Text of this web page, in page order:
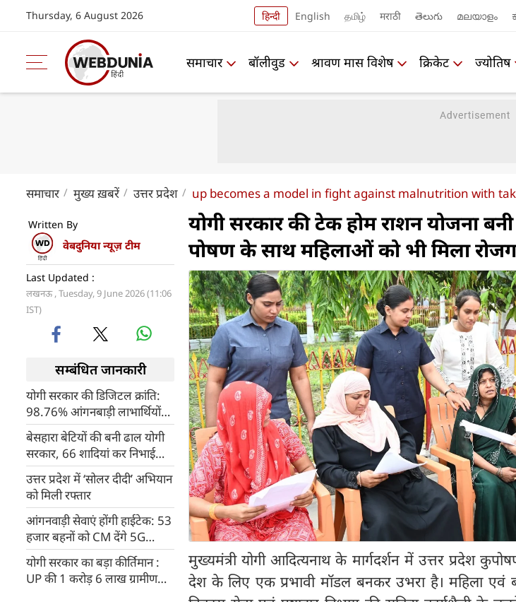
Thursday, 6 August 2026 हिन्दी English தமிழ் मराठी తెలుగు മലയാളം
समाचार बॉलीवुड श्रावण मास विशेष क्रिकेट ज्योतिष
समाचार मुख्य ख़बरें उत्तर प्रदेश up becomes a model in fight against malnutrition with
Written By
वेबदुनिया न्यूज़ टीम
Last Updated :
लखनऊ , Tuesday, 9 June 2026 (11:06
IST)
सम्बंधित जानकारी
योगी सरकार की डिजिटल क्रांति:
98.76% आंगनबाड़ी लाभार्थियों
का सत्यापित पंजीकरण, पोषण
योजनाओं में बढ़ी पारदर्शिता
बेसहारा बेटियों की बनी ढाल योगी
सरकार, 66 शादियां कर निभाई
अभिभावक की जिम्मेदारी
उत्तर प्रदेश में ‘सोलर दीदी’ अभियान
को मिली रफ्तार
आंगनवाड़ी सेवाएं होंगी हाईटेक: 53
हजार बहनों को CM देंगे 5G
स्मार्टफोन की सौगात!
योगी सरकार का बड़ा कीर्तिमान :
UP की 1 करोड़ 6 लाख ग्रामीण
योगी सरकार की टेक होम राशन योजना
पोषण के साथ महिलाओं को भी मिला
मुख्यमंत्री योगी आदित्यनाथ के मार्गदर्शन में उत्तर प्रदेश
देश के लिए एक प्रभावी मॉडल बनकर उभरा है। महिला एवं